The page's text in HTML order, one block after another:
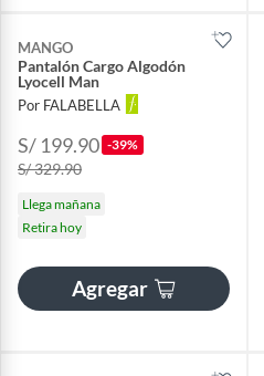
MANGO
Pantalón Cargo Algodón
Lyocell Man
Por FALABELLA
S/ 199.90 -39%
S/ 329.90
Llega mañana
Retira hoy
Agregar